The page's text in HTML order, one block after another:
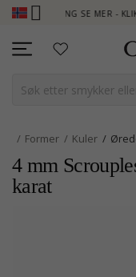
SE MER - KLIKK HER
Former Kuler
4 mm
karat